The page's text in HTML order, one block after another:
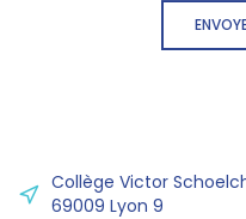
Collège Victor
69009 Lyon 9